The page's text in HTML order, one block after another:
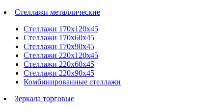
Стеллажи металлические
Стеллажи 170х120х45
Стеллажи 170х60х45
Стеллажи 170х90х45
Стеллажи 220х120х45
Стеллажи 220х60х45
Стеллажи 220х90х45
Комбинированные стеллажи
Зеркала торговые